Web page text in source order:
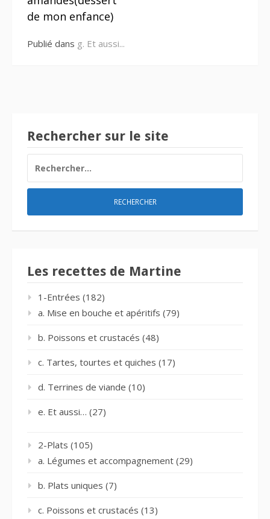
suite
de mon enfance)
Publié dans g. Et aussi...
Rechercher sur le site
Les recettes de Martine
1-Entrées (182)
a. Mise en bouche et apéritifs (79)
b. Poissons et crustacés (48)
c. Tartes, tourtes et quiches (17)
d. Terrines de viande (10)
e. Et aussi… (27)
2-Plats (105)
a. Légumes et accompagnement (29)
b. Plats uniques (7)
c. Poissons et crustacés (13)